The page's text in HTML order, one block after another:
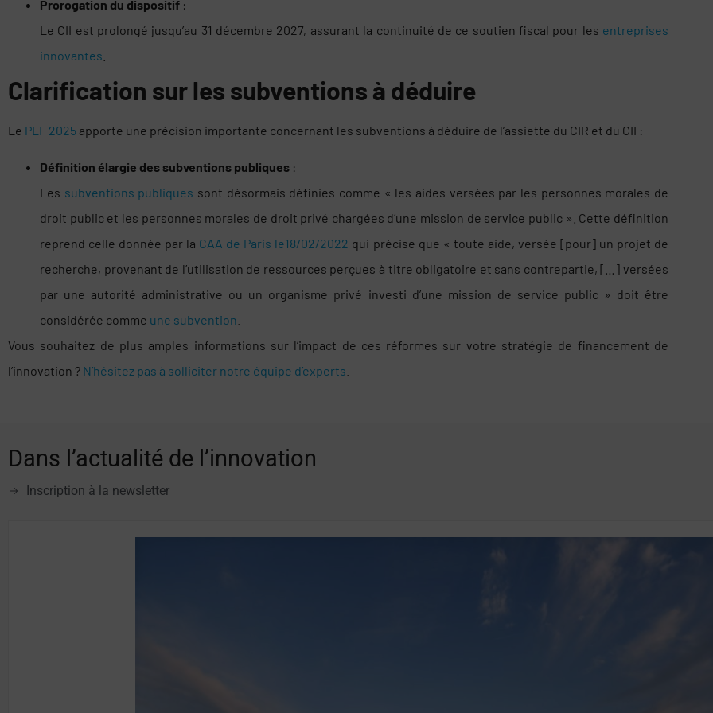
Prorogation du dispositif :
Le CII est prolongé jusqu’au 31 décembre 2027, assurant la continuité de ce soutien fiscal pour les entreprises
innovantes
Clarification sur les subventions à déduire
Le PLF 2025 apporte une précision importante concernant les subventions à déduire de l’assiette du CIR et du CII :
Définition élargie des subventions publiques :
Les subventions publiques sont désormais définies comme « les aides versées par les personnes morales de
droit public et les personnes morales de droit privé chargées d’une mission de service public ». Cette définition
reprend celle donnée par la CAA de Paris le18/02/2022 qui précise que « toute aide, versée [pour] un projet de
recherche, provenant de l’utilisation de ressources perçues à titre obligatoire et sans contrepartie, […] versées
par une autorité administrative ou un organisme privé investi d’une mission de service public » doit être
considérée comme une subvention
Vous souhaitez de plus amples informations sur l’impact de ces réformes sur votre stratégie de financement de
l’innovation ? N’hésitez pas à solliciter notre équipe d’experts
Dans l’actualité de l’innovation
Inscription à la newsletter